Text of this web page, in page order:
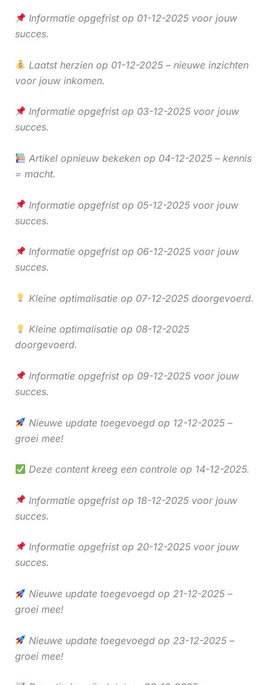
Informatie opgefrist op 01-12-2025 voor jouw
succes.
Laatst herzien op 01-12-2025 – nieuwe inzichten
voor jouw inkomen.
Informatie opgefrist op 03-12-2025 voor jouw
succes.
Artikel opnieuw bekeken op 04-12-2025 – kennis
= macht.
Informatie opgefrist op 05-12-2025 voor jouw
succes.
Informatie opgefrist op 06-12-2025 voor jouw
succes.
Kleine optimalisatie op 07-12-2025 doorgevoerd.
Kleine optimalisatie op 08-12-2025
doorgevoerd.
Informatie opgefrist op 09-12-2025 voor jouw
succes.
Nieuwe update toegevoegd op 12-12-2025 –
groei mee!
Deze content kreeg een controle op 14-12-2025.
Informatie opgefrist op 18-12-2025 voor jouw
succes.
Informatie opgefrist op 20-12-2025 voor jouw
succes.
Nieuwe update toegevoegd op 21-12-2025 –
groei mee!
Nieuwe update toegevoegd op 23-12-2025 –
groei mee!